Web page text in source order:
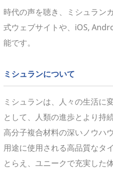
時代の声を聴き、ミシュラン
式ウェブサイトや、iOS,
能です。
ミシュランについて
ミシュランは、人々の生活に
として、人類の進歩とより持
高分子複合材料の深いノウハ
用途に使用される高品質なタ
とらえ、ユニークで充実した